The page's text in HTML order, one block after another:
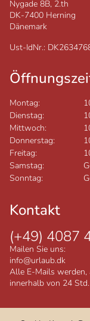
Nygade 8B, 2.th
DK-7400 Herning
Dänemark
Ust-IdNr.:
Montag:
Dienstag:
Mittwoch:
Donnerstag:
Freitag:
Samstag:
Sonntag:
Kontakt
(+49) 4087
Mailen Sie uns:
info@urlaub.dk
Alle E-Mails werden,
innerhalb von 24